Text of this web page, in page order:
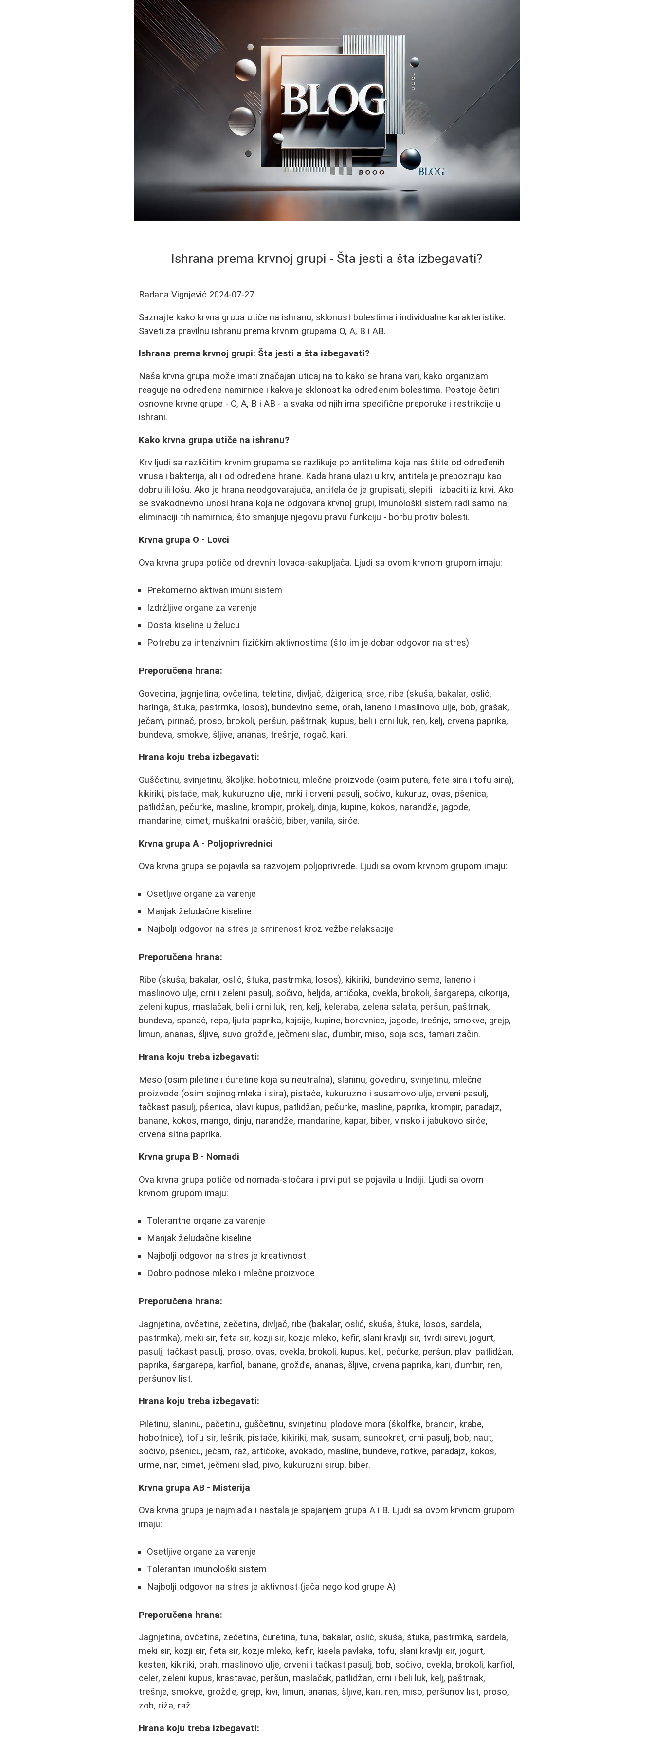
Ishrana prema krvnoj grupi - Šta jesti a šta izbegavati?
Radana Vignjević 2024-07-27
Saznajte kako krvna grupa utiče na ishranu, sklonost bolestima i individualne karakteristike.
Saveti za pravilnu ishranu prema krvnim grupama O, A, B i AB.
Ishrana prema krvnoj grupi: Šta jesti a šta izbegavati?
Naša krvna grupa može imati značajan uticaj na to kako se hrana vari, kako organizam
reaguje na određene namirnice i kakva je sklonost ka određenim bolestima. Postoje četiri
osnovne krvne grupe - O, A, B i AB - a svaka od njih ima specifične preporuke i restrikcije u
ishrani.
Kako krvna grupa utiče na ishranu?
Krv ljudi sa različitim krvnim grupama se razlikuje po antitelima koja nas štite od određenih
virusa i bakterija, ali i od određene hrane. Kada hrana ulazi u krv, antitela je prepoznaju kao
dobru ili lošu. Ako je hrana neodgovarajuća, antitela će je grupisati, slepiti i izbaciti iz krvi. Ako
se svakodnevno unosi hrana koja ne odgovara krvnoj grupi, imunološki sistem radi samo na
eliminaciji tih namirnica, što smanjuje njegovu pravu funkciju - borbu protiv bolesti.
Krvna grupa O - Lovci
Ova krvna grupa potiče od drevnih lovaca-sakupljača. Ljudi sa ovom krvnom grupom imaju:
Prekomerno aktivan imuni sistem
Izdržljive organe za varenje
Dosta kiseline u želucu
Potrebu za intenzivnim fizičkim aktivnostima (što im je dobar odgovor na stres)
Preporučena hrana:
Govedina, jagnjetina, ovčetina, teletina, divljač, džigerica, srce, ribe (skuša, bakalar, oslić,
haringa, štuka, pastrmka, losos), bundevino seme, orah, laneno i maslinovo ulje, bob, grašak,
ječam, pirinač, proso, brokoli, peršun, paštrnak, kupus, beli i crni luk, ren, kelj, crvena paprika,
bundeva, smokve, šljive, ananas, trešnje, rogač, kari.
Hrana koju treba izbegavati:
Guščetinu, svinjetinu, školjke, hobotnicu, mlečne proizvode (osim putera, fete sira i tofu sira),
kikiriki, pistaće, mak, kukuruzno ulje, mrki i crveni pasulj, sočivo, kukuruz, ovas, pšenica,
patlidžan, pečurke, masline, krompir, prokelj, dinja, kupine, kokos, narandže, jagode,
mandarine, cimet, muškatni oraščić, biber, vanila, sirće.
Krvna grupa A - Poljoprivrednici
Ova krvna grupa se pojavila sa razvojem poljoprivrede. Ljudi sa ovom krvnom grupom imaju:
Osetljive organe za varenje
Manjak želudačne kiseline
Najbolji odgovor na stres je smirenost kroz vežbe relaksacije
Preporučena hrana:
Ribe (skuša, bakalar, oslić, štuka, pastrmka, losos), kikiriki, bundevino seme, laneno i
maslinovo ulje, crni i zeleni pasulj, sočivo, heljda, artičoka, cvekla, brokoli, šargarepa, cikorija,
zeleni kupus, maslačak, beli i crni luk, ren, kelj, keleraba, zelena salata, peršun, paštrnak,
bundeva, spanać, repa, ljuta paprika, kajsije, kupine, borovnice, jagode, trešnje, smokve, grejp,
limun, ananas, šljive, suvo grožđe, ječmeni slad, đumbir, miso, soja sos, tamari začin.
Hrana koju treba izbegavati:
Meso (osim piletine i ćuretine koja su neutralna), slaninu, govedinu, svinjetinu, mlečne
proizvode (osim sojinog mleka i sira), pistaće, kukuruzno i susamovo ulje, crveni pasulj,
tačkast pasulj, pšenica, plavi kupus, patlidžan, pečurke, masline, paprika, krompir, paradajz,
banane, kokos, mango, dinju, narandže, mandarine, kapar, biber, vinsko i jabukovo sirće,
crvena sitna paprika.
Krvna grupa B - Nomadi
Ova krvna grupa potiče od nomada-stočara i prvi put se pojavila u Indiji. Ljudi sa ovom
krvnom grupom imaju:
Tolerantne organe za varenje
Manjak želudačne kiseline
Najbolji odgovor na stres je kreativnost
Dobro podnose mleko i mlečne proizvode
Preporučena hrana:
Jagnjetina, ovčetina, zečetina, divljač, ribe (bakalar, oslić, skuša, štuka, losos, sardela,
pastrmka), meki sir, feta sir, kozji sir, kozje mleko, kefir, slani kravlji sir, tvrdi sirevi, jogurt,
pasulj, tačkast pasulj, proso, ovas, cvekla, brokoli, kupus, kelj, pečurke, peršun, plavi patlidžan,
paprika, šargarepa, karfiol, banane, grožđe, ananas, šljive, crvena paprika, kari, đumbir, ren,
peršunov list.
Hrana koju treba izbegavati:
Piletinu, slaninu, pačetinu, guščetinu, svinjetinu, plodove mora (školfke, brancin, krabe,
hobotnice), tofu sir, lešnik, pistaće, kikiriki, mak, susam, suncokret, crni pasulj, bob, naut,
sočivo, pšenicu, ječam, raž, artičoke, avokado, masline, bundeve, rotkve, paradajz, kokos,
urme, nar, cimet, ječmeni slad, pivo, kukuruzni sirup, biber.
Krvna grupa AB - Misterija
Ova krvna grupa je najmlađa i nastala je spajanjem grupa A i B. Ljudi sa ovom krvnom grupom
imaju:
Osetljive organe za varenje
Tolerantan imunološki sistem
Najbolji odgovor na stres je aktivnost (jača nego kod grupe A)
Preporučena hrana:
Jagnjetina, ovčetina, zečetina, ćuretina, tuna, bakalar, oslić, skuša, štuka, pastrmka, sardela,
meki sir, kozji sir, feta sir, kozje mleko, kefir, kisela pavlaka, tofu, slani kravlji sir, jogurt,
kesten, kikiriki, orah, maslinovo ulje, crveni i tačkast pasulj, bob, sočivo, cvekla, brokoli, karfiol,
celer, zeleni kupus, krastavac, peršun, maslačak, patlidžan, crni i beli luk, kelj, paštrnak,
trešnje, smokve, grožđe, grejp, kivi, limun, ananas, šljive, kari, ren, miso, peršunov list, proso,
zob, riža, raž.
Hrana koju treba izbegavati: